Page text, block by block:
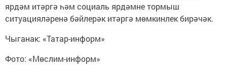
ярдәм итәргә һәм социаль ярдәмне тормыш
ситуацияләренә бәйлерәк итәргә мөмкинлек бирәчәк.
Чыганак: «Татар-информ»
Фото: «Мөслим-информ»